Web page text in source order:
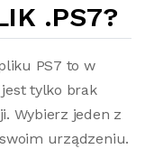
.PS7?
PS7 to w
tylko brak
Wybierz jeden z
urządzeniu.